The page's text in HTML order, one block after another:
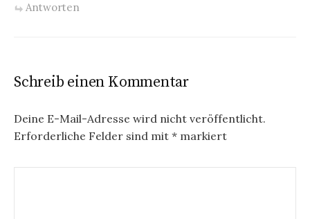
Antworten
Schreib einen Kommentar
Deine E-Mail-Adresse wird nicht veröffentlicht.
Erforderliche Felder sind mit * markiert